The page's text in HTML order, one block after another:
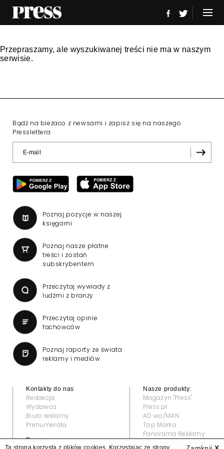
Przepraszamy, ale wyszukiwanej treści nie ma w naszym
serwisie.
Bądź na bieżaco z newsami i zapisz się na naszego
Presslettera
Poznaj pozycje w naszej
księgarni
Poznaj nasze płatne
treści i zostań
subskrybentem
Przeczytaj wywiady z
ludźmi z branży
Przeczytaj opinie
fachowców
Poznaj raporty ze świata
reklamy i mediów
Kontakty do nas
Redakcja
Wydawca
Biuro reklamy
Prenumerata
Prawne:
Nasze produkty:
Magazyn "Press"
Press.pl
AD wo/MAN
Top Marka
Panorama Reklamy
Ta strona korzysta z plików cookies. Korzystając ze strony